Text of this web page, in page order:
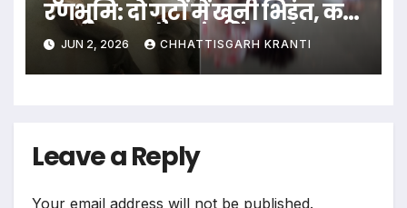
रणभूमि: दो गुटों में खूनी भिड़ंत, कई
ग्रामीण घायल, गांव में बढ़ा तनाव
JUN 2, 2026 CHHATTISGARH KRANTI
Leave a Reply
Your email address will not be published.